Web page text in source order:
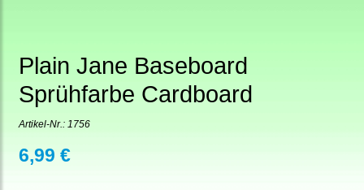
Plain Jane Baseboard
Sprühfarbe Cardboard
Artikel-Nr.: 1756
6,99 €